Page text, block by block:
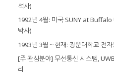
석사)
1992년 4월: 미국 SUNY at
박사)
1993년 3월～현재: 광운대학교 전
[주 관심분야] 무선통신 시스템,
리